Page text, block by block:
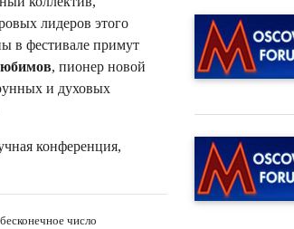
лидеров этого
в фестивале примут
, пионер новой
и духовых
конференция,
число